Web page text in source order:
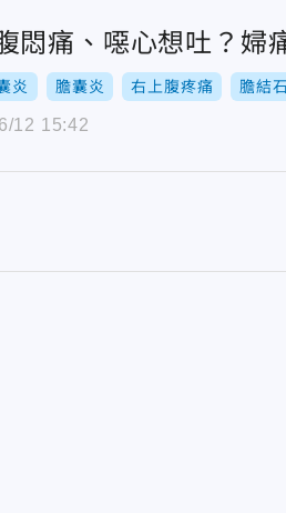
悶痛、噁心想吐？
炎 膽囊炎 右上腹疼痛 膽結石
12 15:42